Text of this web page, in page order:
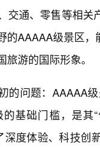
交通、零售等相
的AAAAA级景区
游的国际形象。
的问题：AAAAA
的基础门槛，是其
深度体验、科技创